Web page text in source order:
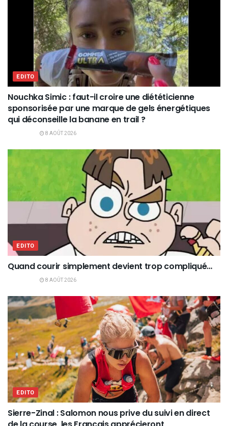
EDITO
Nouchka Simic : faut-il croire une diététicienne
sponsorisée par une marque de gels énergétiques
qui déconseille la banane en trail ?
8 AOÛT 2026
EDITO
Quand courir simplement devient trop compliqué…
8 AOÛT 2026
EDITO
Sierre-Zinal : Salomon nous prive du suivi en direct